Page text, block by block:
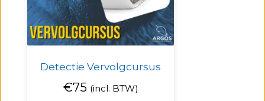
Detectie Vervolgcursus
€75 (incl. BTW)